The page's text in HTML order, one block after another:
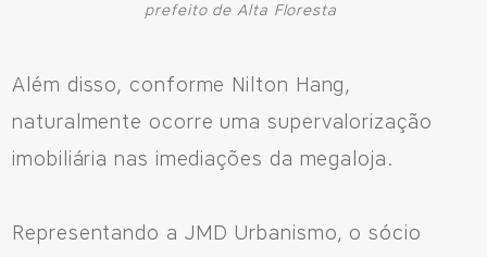
prefeito de Alta Floresta
Além disso, conforme Nilton Hang,
naturalmente ocorre uma supervalorização
imobiliária nas imediações da megaloja.
Representando a JMD Urbanismo, o sócio